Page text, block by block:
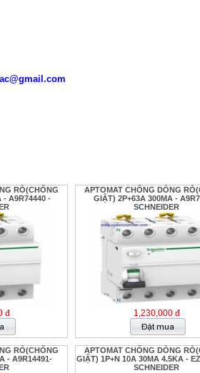
RÒ(CHỐNG
- A9R74440 -
đ
APTOMAT CHỐNG DÒNG
GIẬT) 2P+63A 300MA -
SCHNEIDER
1,230,000 đ
RÒ(CHỐNG
- A9R14491-
APTOMAT CHỐNG DÒNG
GIẬT) 1P+N 10A 30MA 4.5KA -
SCHNEIDER